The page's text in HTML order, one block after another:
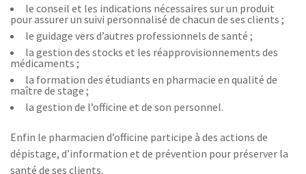
le conseil et les indications nécessaires sur un produit
pour assurer un suivi personnalisé de chacun de ses clients ;
le guidage vers d’autres professionnels de santé ;
la gestion des stocks et les réapprovisionnements des
médicaments ;
la formation des étudiants en pharmacie en qualité de
maître de stage ;
la gestion de l’officine et de son personnel.
Enfin le pharmacien d’officine participe à des actions de
dépistage, d’information et de prévention pour préserver la
santé de ses clients.